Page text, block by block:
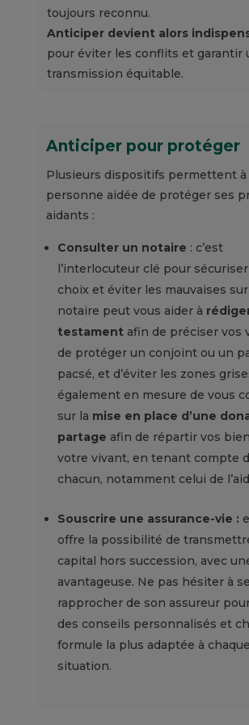
toujours reconnu.
Anticiper devient alors
pour éviter les conflits et garantir
transmission équitable.
Anticiper pour protéger
Plusieurs dispositifs permettent
personne aidée de protéger ses
aidants :
Consulter un notaire : c’est
l’interlocuteur clé pour
choix et éviter les mauvaises
notaire peut vous aider à
testamentafin de préciser vos
de protéger un conjoint ou un
pacsé, et d’éviter les zones
également en mesure de vous
sur la mise en place d’une
partage afin de répartir vos
votre vivant, en tenant compte
chacun, notamment celui de
Souscrire une assurance-vie :
offre la possibilité de
capital hors succession, avec
avantageuse. Ne pas hésiter à se
rapprocher de son assureur
des conseils personnalisés et
formule la plus adaptée à chaque
situation.